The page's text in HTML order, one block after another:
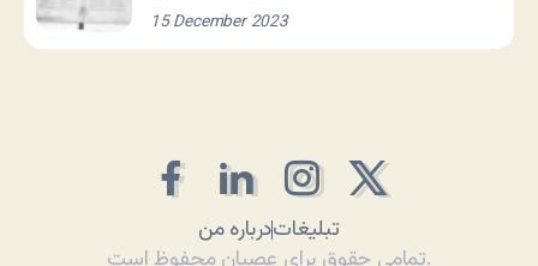
15 December 2023
درباره منتبلیغات